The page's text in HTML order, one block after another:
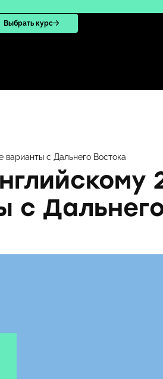
Выбрать курс
с Дальнего Востока
с